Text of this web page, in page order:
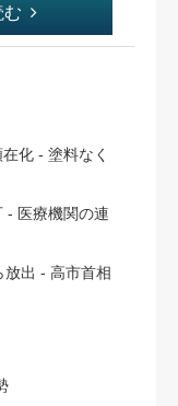
む
化 - 塗料なく
- 医療機関の連
出 - 高市首相